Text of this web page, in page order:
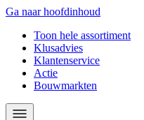
Ga naar hoofdinhoud
Toon hele assortiment
Klusadvies
Klantenservice
Actie
Bouwmarkten